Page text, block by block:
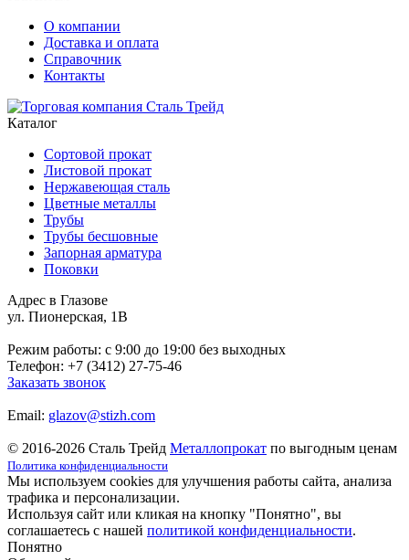
О компании
Доставка и оплата
Справочник
Контакты
Каталог
Сортовой прокат
Листовой прокат
Нержавеющая сталь
Цветные металлы
Трубы
Трубы бесшовные
Запорная арматура
Поковки
Адрес в Глазове
ул. Пионерская, 1В
Режим работы: c 9:00 до 19:00 без выходных
Телефон: +7 (3412) 27-75-46
Заказать звонок
Email: glazov@stizh.com
© 2016-2026 Сталь Трейд Металлопрокат по выгодным ценам
Политика конфиденциальности
Мы используем cookies для улучшения работы сайта, анализа
трафика и персонализации.
Используя сайт или кликая на кнопку "Понятно", вы
соглашаетесь с нашей политикой конфиденциальности.
Понятно